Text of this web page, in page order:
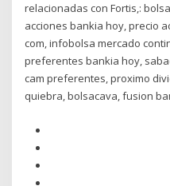
relacionadas con Fortis,:
acciones bankia hoy, precio
com, infobolsa mercado
preferentes bankia hoy,
cam preferentes, proximo
quiebra, bolsacava, fusion